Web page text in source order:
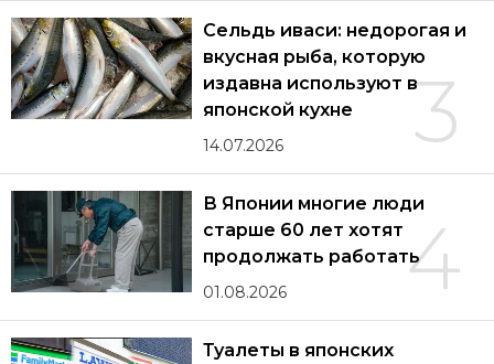
3
Сельдь иваси: недорогая и
вкусная рыба, которую
издавна используют в
японской кухне
14.07.2026
4
В Японии многие люди
старше 60 лет хотят
продолжать работать
01.08.2026
Туалеты в японских